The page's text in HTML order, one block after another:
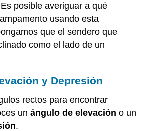
posible averiguar a qué
usando esta
que el sendero que
como el lado de un
y Depresión
rectos para encontrar
unángulo de elevación o un
.